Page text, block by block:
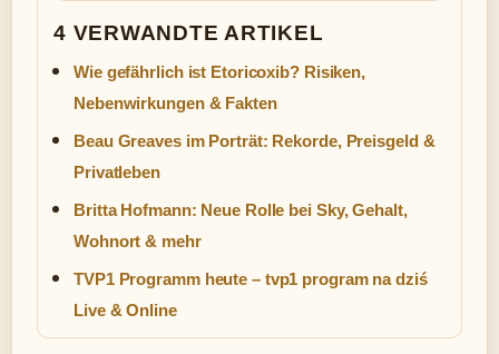
4 VERWANDTE ARTIKEL
Wie gefährlich ist Etoricoxib? Risiken,
Nebenwirkungen & Fakten
Beau Greaves im Porträt: Rekorde, Preisgeld &
Privatleben
Britta Hofmann: Neue Rolle bei Sky, Gehalt,
Wohnort & mehr
TVP1 Programm heute – tvp1 program na dziś
Live & Online